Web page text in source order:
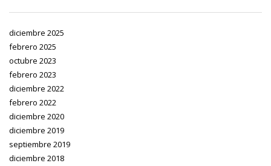
diciembre 2025
febrero 2025
octubre 2023
febrero 2023
diciembre 2022
febrero 2022
diciembre 2020
diciembre 2019
septiembre 2019
diciembre 2018